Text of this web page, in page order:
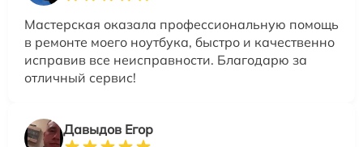
Мастерская оказала профессиональную помощь
в ремонте моего ноутбука, быстро и качественно
исправив все неисправности. Благодарю за
отличный сервис!
Давыдов Егор